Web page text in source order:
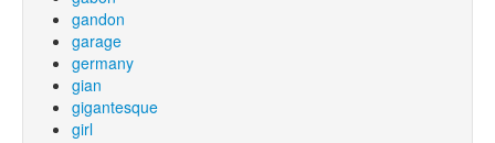
gandon
garage
germany
gian
gigantesque
girl